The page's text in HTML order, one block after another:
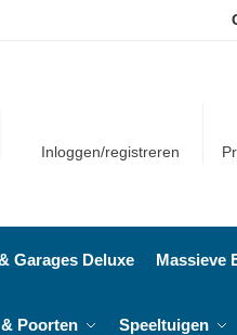
Inloggen/registreren
Garages Deluxe Massieve
Poorten Speeltuigen